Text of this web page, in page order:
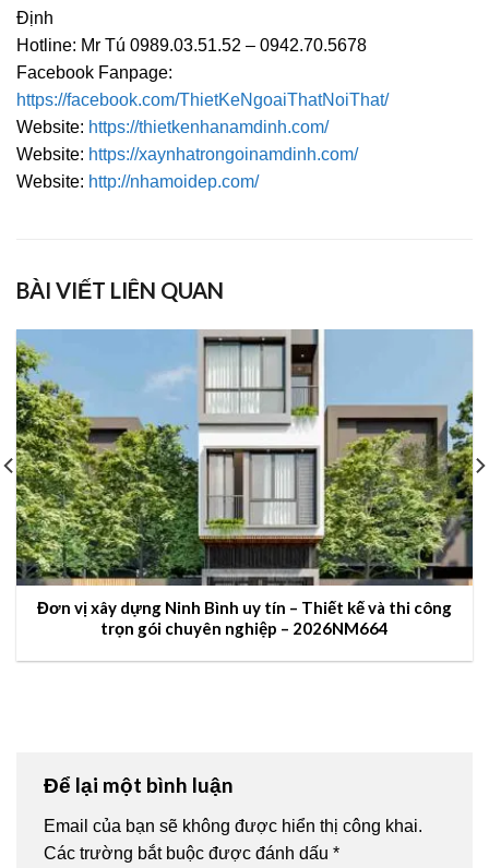
Định
Hotline: Mr Tú 0989.03.51.52 – 0942.70.5678
Facebook Fanpage:
https://facebook.com/ThietKeNgoaiThatNoiThat/
Website: https://thietkenhanamdinh.com/
Website: https://xaynhatrongoinamdinh.com/
Website: http://nhamoidep.com/
BÀI VIẾT LIÊN QUAN
Đơn vị xây dựng Ninh Bình uy tín – Thiết kế và thi công
trọn gói chuyên nghiệp – 2026NM664
Để lại một bình luận
Email của bạn sẽ không được hiển thị công khai.
Các trường bắt buộc được đánh dấu *